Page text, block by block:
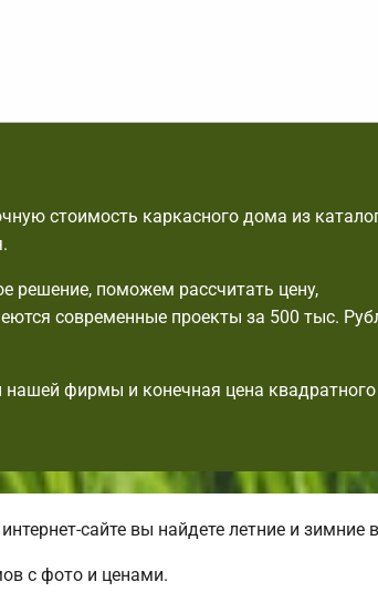
стоимость каркасного дома из
поможем рассчитать цену,
современные проекты за 500 тыс.
нашей фирмы и конечная цена квадратного
сайте вы найдете летние и зимние
с фото и ценами.